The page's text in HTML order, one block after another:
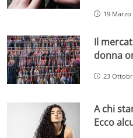
19 Marzo
Il
donna
23
A chi
Ecco